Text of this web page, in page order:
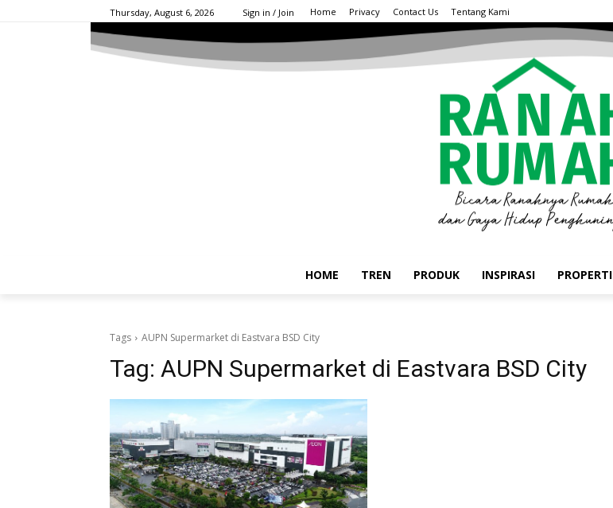
Thursday, August 6, 2026 Sign in / Join Home Privacy Contact Us Tentang Kami
HOME TREN PRODUK INSPIRASI PROPERTI
Tags AUPN Supermarket di Eastvara BSD City
Tag: AUPN Supermarket di Eastvara BSD City